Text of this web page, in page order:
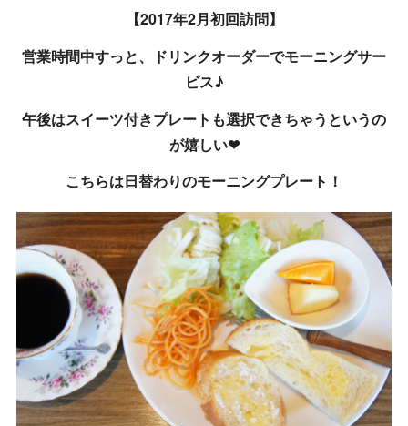
【2017年2月初回訪問】
営業時間中すっと、ドリンクオーダーでモーニングサー
ビス♪
午後はスイーツ付きプレートも選択できちゃうというの
が嬉しい❤
こちらは日替わりのモーニングプレート！